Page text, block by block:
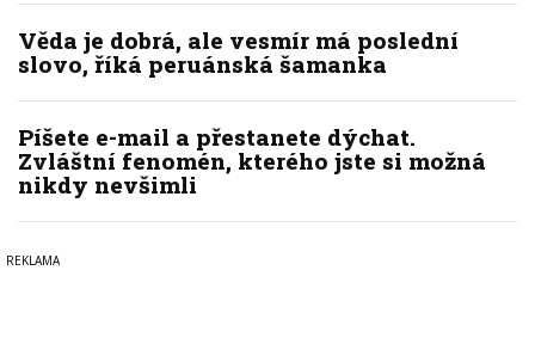
Věda je dobrá, ale vesmír má poslední
slovo, říká peruánská šamanka
Píšete e-mail a přestanete dýchat.
Zvláštní fenomén, kterého jste si možná
nikdy nevšimli